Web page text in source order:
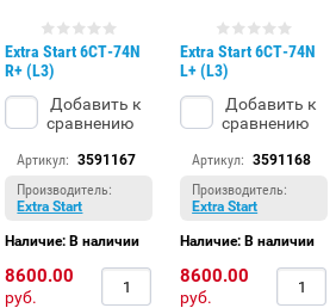
Extra Start 6СТ-74N
R+ (L3)
Добавить к
сравнению
Артикул:
3591167
Производитель:
Extra Start
Наличие: В наличии
8600.00
руб.
Extra Start 6СТ-74N
L+ (L3)
Добавить к
сравнению
Артикул: 3591168
Производитель:
Extra Start
Наличие: В наличии
8600.00
руб.